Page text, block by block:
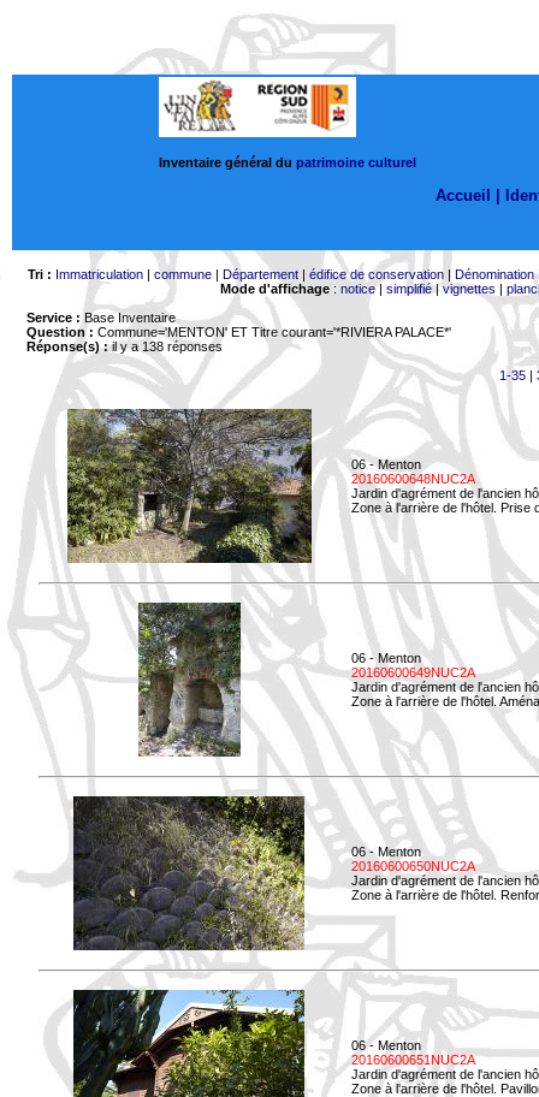
Inventaire général du patrimoine culturel
Accueil |
Tri : Immatriculation| commune| Département| édifice de conservation| Dénomination
Mode d'affichage: notice| simplifié|vignettes |
Service : Base Inventaire
Question : Commune='MENTON' ET Titre courant='*RIVIERA PALACE*'
Réponse(s) :il y a 138 réponses
1-35|
06 - Menton
20160600648NUC2A
Jardin d'agrément de l'ancien
Zone à l'arrière de l'hôtel. Prise
06 - Menton
20160600649NUC2A
Jardin d'agrément de l'ancien
Zone à l'arrière de l'hôtel.
06 - Menton
20160600650NUC2A
Jardin d'agrément de l'ancien
Zone à l'arrière de l'hôtel.
06 - Menton
20160600651NUC2A
Jardin d'agrément de l'ancien
Zone à l'arrière de l'hôtel.